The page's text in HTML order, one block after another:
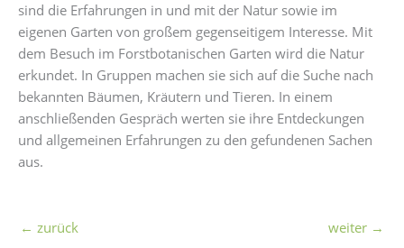
sind die Erfahrungen in und mit der Natur sowie im
eigenen Garten von großem gegenseitigem Interesse. Mit
dem Besuch im Forstbotanischen Garten wird die Natur
erkundet. In Gruppen machen sie sich auf die Suche nach
bekannten Bäumen, Kräutern und Tieren. In einem
anschließenden Gespräch werten sie ihre Entdeckungen
und allgemeinen Erfahrungen zu den gefundenen Sachen
aus.
← zurück weiter →